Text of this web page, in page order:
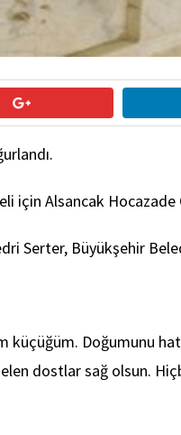
için Alsancak
Serter, Büyükşehir
Doğumunu
dostlar sağ olsun.